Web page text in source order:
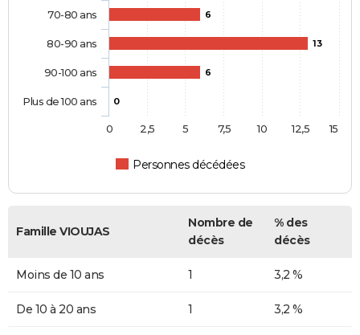
6
13
6
0
Personnes décédées
70-80 ans
80-90 ans
90-100 ans
Plus de 100 ans
0 2,5 5 7,5 10 12,5 15
Famille VIOUJAS
Nombre de
décès
% des
décès
Moins de 10 ans 1 3,2 %
De 10 à 20 ans 1 3,2 %